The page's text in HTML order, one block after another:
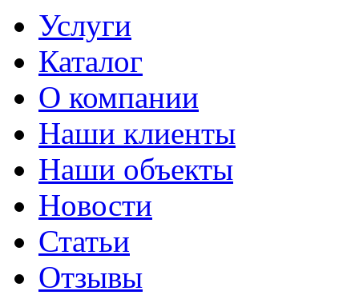
Услуги
Каталог
О компании
Наши клиенты
Наши объекты
Новости
Статьи
Отзывы